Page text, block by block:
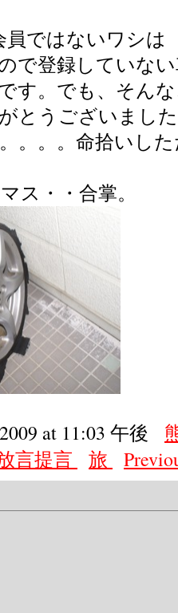
員ではないワシは
で登録していな
す。でも、そん
とうございまし
。。。命拾いし
ス・・合掌。
at 11:03 午後
言提言
旅